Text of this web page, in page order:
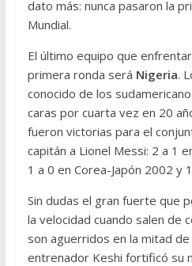
dato más: nunca pasaron la
Mundial.
El último equipo que
primera ronda será Nigeria.
conocido de los
caras por cuarta vez en 20
fueron victorias para el
capitán a Lionel Messi: 2 a 1
1 a 0 en Corea-Japón 2002 y
Sin dudas el gran fuerte que
la velocidad cuando salen de
son aguerridos en la mitad de
entrenador Keshi fortificó su